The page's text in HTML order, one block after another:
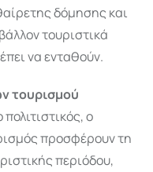
δόμησης και
τουριστικά
να ενταθούν.
τουρισμού
ο
προσφέρουν τη
περιόδου,